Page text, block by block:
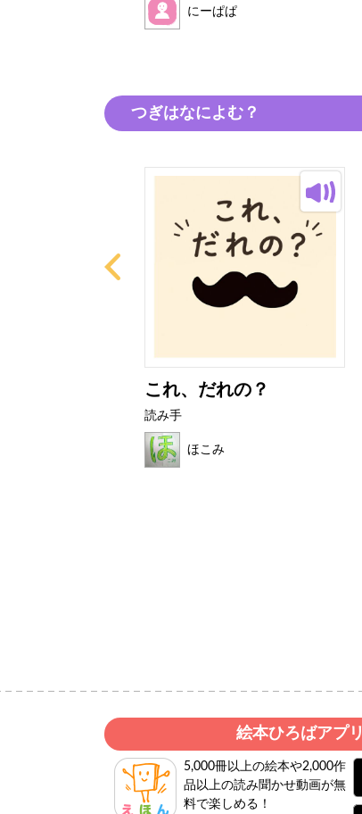
にーぱぱ
つぎはなによむ？
これ、だれの？
読み手
ほこみ
絵本ひろばアプリ
5,000冊以上の絵本や2,000作
品以上の読み聞かせ動画が無
料で楽しめる！